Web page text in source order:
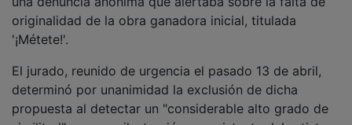
originalidad de la obra ganadora inicial, titulada
'¡Métete!'.
determinó por unanimidad la exclusión de dicha
propuesta al detectar un "considerable alto grado de
similitud", con una ilustración preexistente del artista